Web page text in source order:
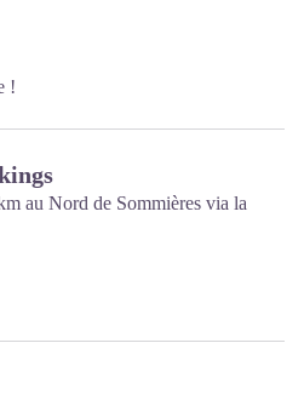
!
au Nord de Sommières via la